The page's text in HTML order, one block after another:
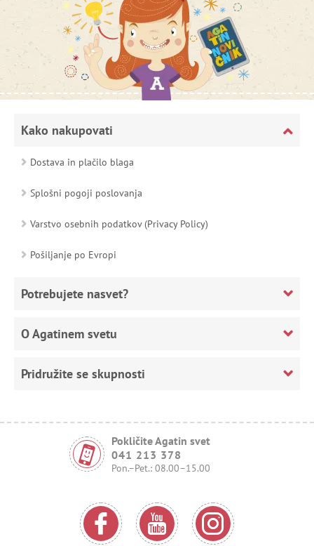
Kako nakupovati
Dostava in plačilo blaga
Splošni pogoji poslovanja
Varstvo osebnih podatkov (Privacy Policy)
Pošiljanje po Evropi
Potrebujete nasvet?
O Agatinem svetu
Pridružite se skupnosti
Pokličite Agatin svet
041 213 378
Pon.–Pet.: 08.00–15.00